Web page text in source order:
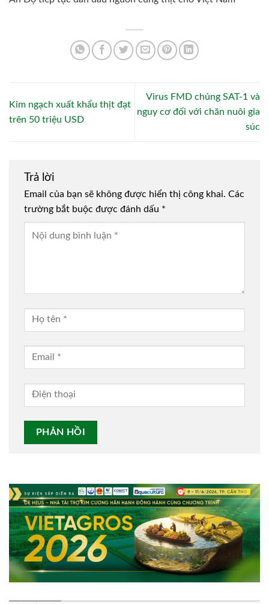
Kim ngạch xuất khẩu thịt đạt
trên 50 triệu USD
Virus FMD chủng SAT-1 và
nguy cơ đối với chăn nuôi gia
súc
Trả lời
Email của bạn sẽ không được hiển thị công khai. Các
trường bắt buộc được đánh dấu *